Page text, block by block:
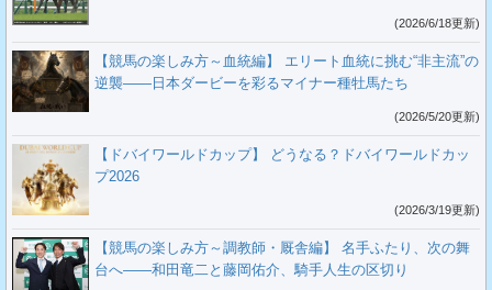
(2026/6/18更新)
【競馬の楽しみ方～血統編】 エリート血統に挑む“非主流”の
逆襲――日本ダービーを彩るマイナー種牡馬たち
(2026/5/20更新)
【ドバイワールドカップ】 どうなる？ドバイワールドカッ
プ2026
(2026/3/19更新)
【競馬の楽しみ方～調教師・厩舎編】 名手ふたり、次の舞
台へ――和田竜二と藤岡佑介、騎手人生の区切り